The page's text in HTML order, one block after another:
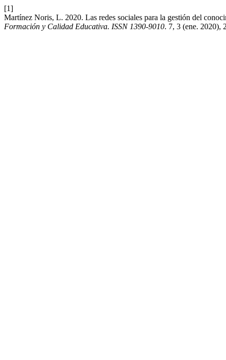
[1]
Martínez Noris, L. 2020. Las redes sociales para la gestión del
Formación y Calidad Educativa. ISSN 1390-9010. 7, 3 (ene. 2020),